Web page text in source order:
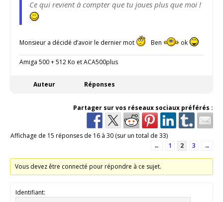
Ce qui revient à compter que tu joues plus que moi !
Monsieur a décidé d’avoir le dernier mot Ben ok
Amiga 500 + 512 Ko et ACA500plus
Auteur Réponses
Partager sur vos réseaux sociaux préférés :
Affichage de 15 réponses de 16 à 30 (sur un total de 33)
←
1 2 3 →
Vous devez être connecté pour répondre à ce sujet.
Identifiant: